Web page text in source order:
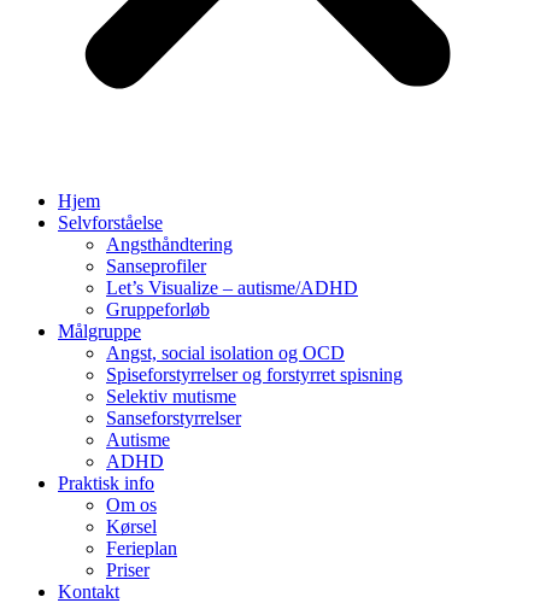
Hjem
Selvforståelse
Angsthåndtering
Sanseprofiler
Let’s Visualize – autisme/ADHD
Gruppeforløb
Målgruppe
Angst, social isolation og OCD
Spiseforstyrrelser og forstyrret spisning
Selektiv mutisme
Sanseforstyrrelser
Autisme
ADHD
Praktisk info
Om os
Kørsel
Ferieplan
Priser
Kontakt